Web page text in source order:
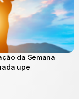
da Semana